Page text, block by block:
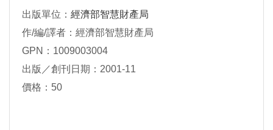
出版單位： 經濟部智慧財產局
作/編/譯者：經濟部智慧財產局
GPN：1009003004
出版／創刊日期：2001-11
價格：50